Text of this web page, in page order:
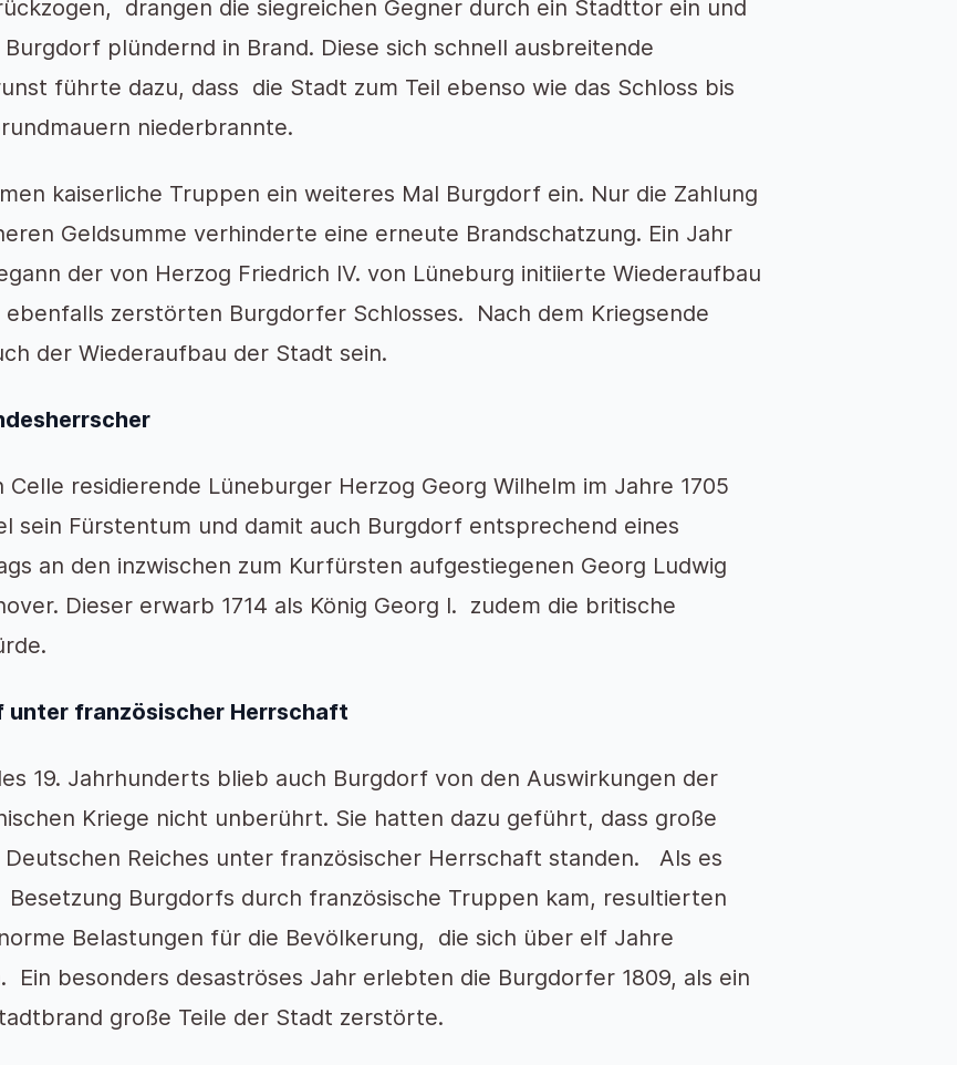
drangen die siegreichen Gegner durch ein Stadttor ein und
plündernd in Brand. Diese sich schnell ausbreitende
führte dazu, dass die Stadt zum Teil ebenso wie das Schloss bis
niederbrannte.
kaiserliche Truppen ein weiteres Mal Burgdorf ein. Nur die Zahlung
Geldsumme verhinderte eine erneute Brandschatzung. Ein Jahr
der von Herzog Friedrich IV. von Lüneburg initiierte Wiederaufbau
ebenfalls zerstörten Burgdorfer Schlosses. Nach dem Kriegsende
der Wiederaufbau der Stadt sein.
Celle residierende Lüneburger Herzog Georg Wilhelm im Jahre 1705
sein Fürstentum und damit auch Burgdorf entsprechend eines
an den inzwischen zum Kurfürsten aufgestiegenen Georg Ludwig
Dieser erwarb 1714 als König Georg I. zudem die britische
unter französischer Herrschaft
19. Jahrhunderts blieb auch Burgdorf von den Auswirkungen der
Kriege nicht unberührt. Sie hatten dazu geführt, dass große
Deutschen Reiches unter französischer Herrschaft standen. Als es
Besetzung Burgdorfs durch französische Truppen kam, resultierten
Belastungen für die Bevölkerung, die sich über elf Jahre
Ein besonders desaströses Jahr erlebten die Burgdorfer 1809, als ein
große Teile der Stadt zerstörte.